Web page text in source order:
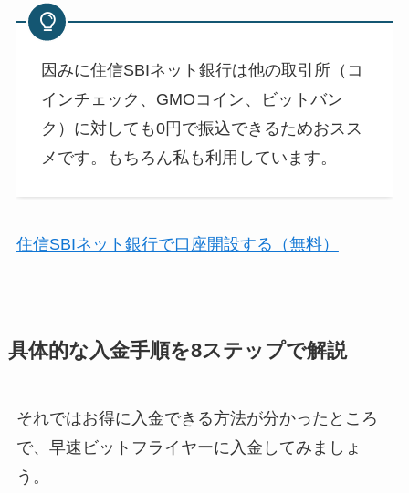
因みに住信SBIネット銀行は他の取引所（コ
インチェック、GMOコイン、ビットバン
ク）に対しても0円で振込できるためおスス
メです。もちろん私も利用しています。
住信SBIネット銀行で口座開設する（無料）
具体的な入金手順を8ステップで解説
それではお得に入金できる方法が分かったところ
で、早速ビットフライヤーに入金してみましょ
う。